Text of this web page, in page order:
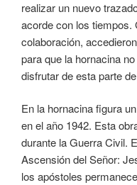
realizar un nuevo
acorde con los tiempos.
colaboración,
para que la hornacina
disfrutar de esta parte
En la hornacina figura
en el año 1942. Esta
durante la Guerra Civil.
Ascensión del Señor:
los apóstoles